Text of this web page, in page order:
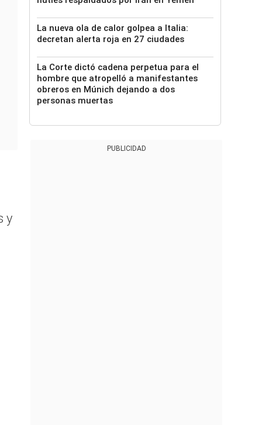
y
La nueva ola de calor golpea a Italia:
decretan alerta roja en 27 ciudades
La Corte dictó cadena perpetua para el
hombre que atropelló a manifestantes
obreros en Múnich dejando a dos
personas muertas
PUBLICIDAD